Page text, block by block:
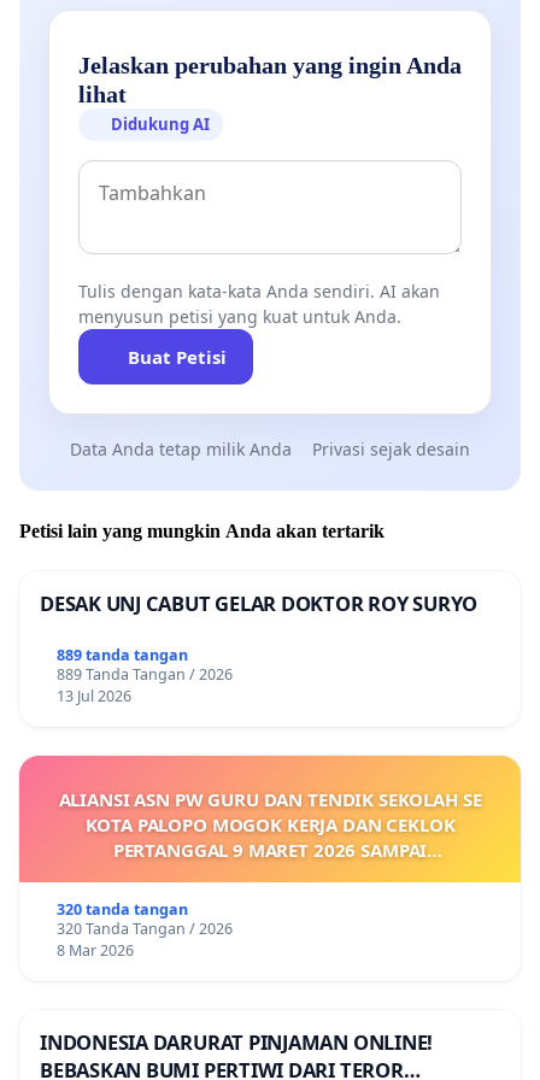
inklusif dan adil bagi semua mahasiswa. Tanda
Hidup mahasiswa!!! Hidup rakyat Indonesia!!!
#kritisdalamberpikir
Jelaskan perubahan yang ingin Anda
lihat
Didukung AI
Tulis dengan kata-kata Anda sendiri. AI akan
menyusun petisi yang kuat untuk Anda.
Buat Petisi
Data Anda tetap milik Anda Privasi sejak desain
Petisi lain yang mungkin Anda akan tertarik
DESAK UNJ CABUT GELAR DOKTOR ROY SURYO
889 tanda tangan
889 Tanda Tangan / 2026
13 Jul 2026
ALIANSI ASN PW GURU DAN TENDIK SEKOLAH SE
KOTA PALOPO MOGOK KERJA DAN CEKLOK
PERTANGGAL 9 MARET 2026 SAMPAI
KEJELASAN SUMBER GAJI POKOK
320 tanda tangan
320 Tanda Tangan / 2026
8 Mar 2026
INDONESIA DARURAT PINJAMAN ONLINE!
BEBASKAN BUMI PERTIWI DARI TEROR